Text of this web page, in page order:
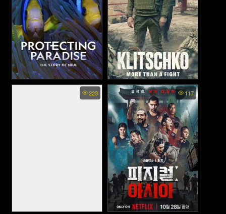
Protecting Paradise The
Story of Niue (2024)
Klitschko More Than a Fight
(2024)
223 117